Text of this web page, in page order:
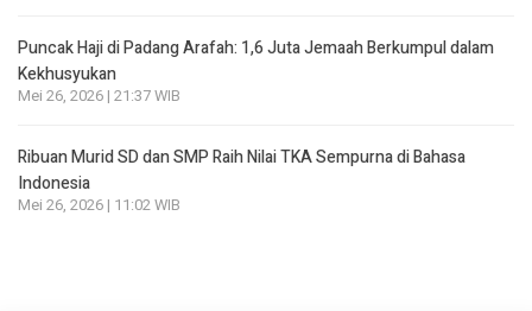
Puncak Haji di Padang Arafah: 1,6 Juta Jemaah Berkumpul dalam
Kekhusyukan
Mei 26, 2026 | 21:37 WIB
Ribuan Murid SD dan SMP Raih Nilai TKA Sempurna di Bahasa
Indonesia
Mei 26, 2026 | 11:02 WIB